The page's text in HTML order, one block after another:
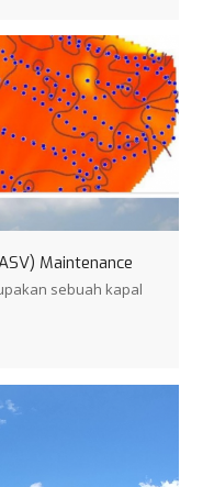
Maintenance
sebuah kapal